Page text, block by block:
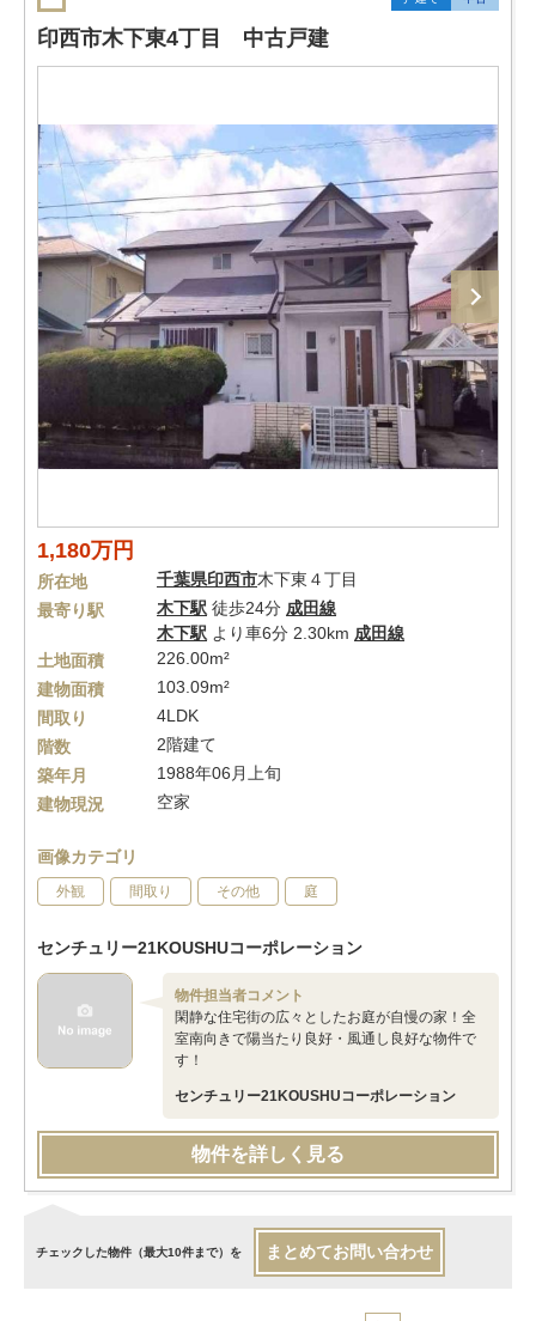
印西市木下東4丁目 中古戸建
1,180万円
所在地 千葉県印西市木下東４丁目
最寄り駅
木下駅 徒歩24分 成田線
木下駅 より車6分 2.30km 成田線
土地面積
226.00m²
建物面積
103.09m²
間取り
4LDK
階数
2階建て
築年月
1988年06月上旬
建物現況
空家
画像カテゴリ
外観 間取り その他 庭
センチュリー21KOUSHUコーポレーション
物件担当者コメント
閑静な住宅街の広々としたお庭が自慢の家！全
室南向きで陽当たり良好・風通し良好な物件で
す！
センチュリー21KOUSHUコーポレーション
物件を詳しく見る
チェックした物件（最大10件まで）を まとめてお問い合わせ